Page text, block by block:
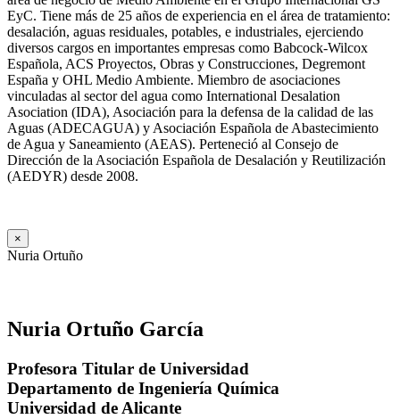
EyC. Tiene más de 25 años de experiencia en el área de tratamiento:
desalación, aguas residuales, potables, e industriales, ejerciendo
diversos cargos en importantes empresas como Babcock-Wilcox
Española, ACS Proyectos, Obras y Construcciones, Degremont
España y OHL Medio Ambiente. Miembro de asociaciones
vinculadas al sector del agua como International Desalation
Asociation (IDA), Asociación para la defensa de la calidad de las
Aguas (ADECAGUA) y Asociación Española de Abastecimiento
de Agua y Saneamiento (AEAS). Perteneció al Consejo de
Dirección de la Asociación Española de Desalación y Reutilización
(AEDYR) desde 2008.
×
Nuria Ortuño
Nuria Ortuño García
Profesora Titular de Universidad
Departamento de Ingeniería Química
Universidad de Alicante